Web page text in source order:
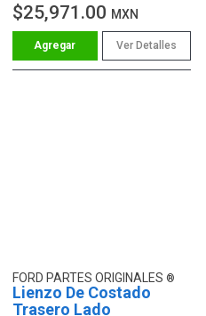
$25,971.00 MXN
Ver Detalles
FORD PARTES ORIGINALES
Lienzo De Costado
Trasero Lado